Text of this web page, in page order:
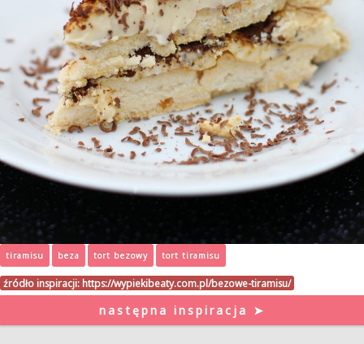
tiramisu beza tort bezowy tort tiramisu
źródło inspiracji: https://wypiekibeaty.com.pl/bezowe-tiramisu/
następna inspiracja ➤